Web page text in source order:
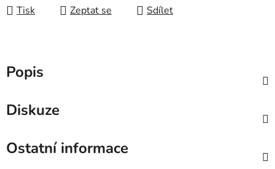
Tisk Zeptat se Sdílet
Popis
Diskuze
Ostatní informace